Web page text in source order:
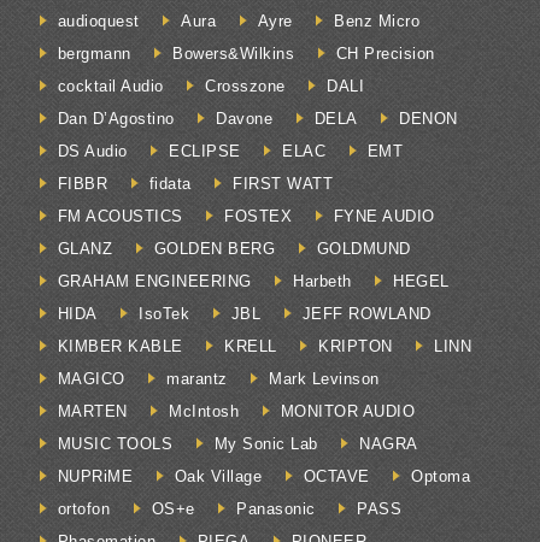
audioquest
Aura Ayre
Benz Micro
bergmann
Bowers&Wilkins
CH Precision
cocktail Audio
Crosszone
DALI
Dan D’Agostino
Davone DELA
DENON
DS Audio
ECLIPSE ELAC
EMT
FIBBR
fidata
FIRST WATT
FM ACOUSTICS
FOSTEX
FYNE AUDIO
GLANZ
GOLDEN BERG
GOLDMUND
GRAHAM ENGINEERING
Harbeth
HEGEL
HIDA
IsoTek JBL
JEFF ROWLAND
KIMBER KABLE
KRELL KRIPTON
LINN
MAGICO
marantz
Mark Levinson
MARTEN
McIntosh
MONITOR AUDIO
MUSIC TOOLS
My Sonic Lab
NAGRA
NUPRiME
Oak Village OCTAVE
Optoma
ortofon
OS+e Panasonic
PASS